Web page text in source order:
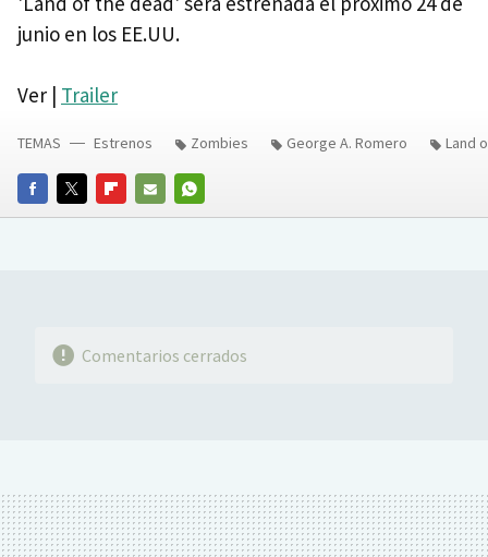
junio en los EE.UU.
Ver | Trailer
FACEBOOKTWITTERFLIPBOARD
E-
WHATSAPP
TEMAS Estrenos Zombies George A. Romero Land
Comentarios cerrados